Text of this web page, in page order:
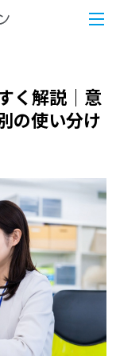
く解説｜意
の使い分け